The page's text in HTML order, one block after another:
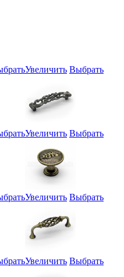
Увеличить Выбрать
Увеличить Выбрать
Увеличить Выбрать
Увеличить Выбрать